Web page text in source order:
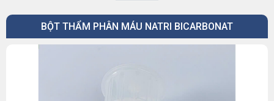
BỘT THẨM PHÂN MÁU NATRI BICARBONAT